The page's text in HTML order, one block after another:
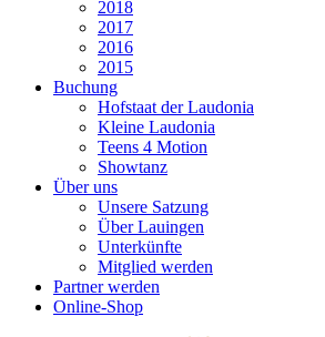
2018
2017
2016
2015
Buchung
Hofstaat der Laudonia
Kleine Laudonia
Teens 4 Motion
Showtanz
Über uns
Unsere Satzung
Über Lauingen
Unterkünfte
Mitglied werden
Partner werden
Online-Shop